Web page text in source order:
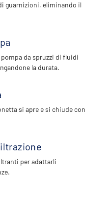
guarnizioni, eliminando il
da spruzzi di fluidi
la durata.
si apre e si chiude con
per adattarli